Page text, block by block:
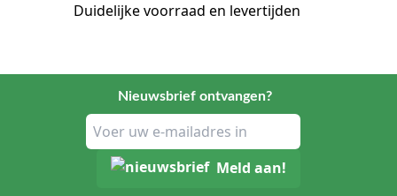
Duidelijke voorraad en levertijden
Nieuwsbrief ontvangen?
Meld aan!